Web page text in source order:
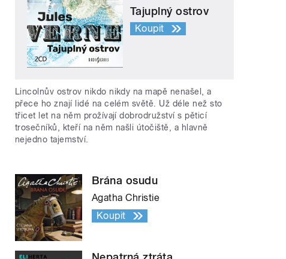
Tajuplný ostrov
Koupit
Lincolnův ostrov nikdo nikdy na mapě nenašel, a
přece ho znají lidé na celém světě. Už déle než sto
třicet let na něm prožívají dobrodružství s pěticí
trosečníků, kteří na něm našli útočiště, a hlavně
nejedno tajemství.
Brána osudu
Agatha Christie
Koupit